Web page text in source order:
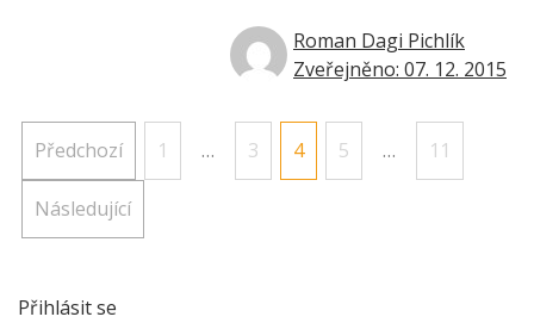
Roman Dagi Pichlík
Zveřejněno: 07. 12. 2015
Stránkování
příspěvků
Předchozí 1 … 3 4 5 … 11
Následující
Přihlásit se